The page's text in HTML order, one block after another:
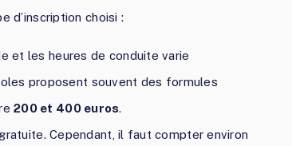
d’inscription choisi :
et les heures de conduite varie
proposent souvent des formules
200 et 400 euros.
Cependant, il faut compter environ